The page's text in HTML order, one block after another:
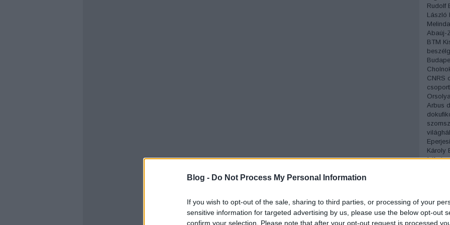
Blog - Do Not Process My Personal Information
If you wish to opt-out of the sale, sharing to third parties, or processing of your
sensitive information for targeted advertising by us, please use the below opt-out
confirm your selection. Please note that after your opt-out request is processed
Rudolf
László
Melinda
Abaúj-
BTM
CNRS
Arbus
Károly